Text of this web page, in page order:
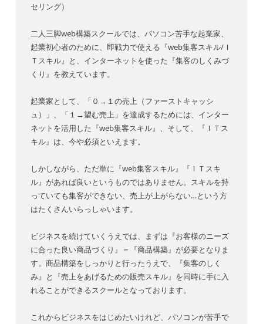
セリング）
二人三脚web構築スクールでは、パソコン苦手な起業家、
起業初心者のために、即戦力で使える『web集客スキル/Ｉ
Ｔスキル』と、インターネットを使った『集客のしくみづ
くり』を教えています。
起業家として、「０→１の売上（ファーストキャッシ
ュ）」、「１→望む売上」を達成するためには、インター
ネットを活用した『web集客スキル』、そして、『ＩＴス
キル』は、今や必須といえます。
しかしながら、ただ単に『web集客スキル』『ＩＴスキ
ル』があれば良いというものではありません。スキルを持
っていても集客ができない、売上が上がらない…という方
はたくさんいらっしゃいます。
ビジネスを続けていくうえでは、まずは『お客様のニーズ
に合った良い商品づくり』＝『商品構築』が必要となりま
す。商品構築をしっかりと行ったうえで、『集客のしく
み』と『売上をあげるための販売スキル』を同時に手に入
れることができるスクールとなっております。
これからビジネスをはじめたいけれど、パソコンが苦手で